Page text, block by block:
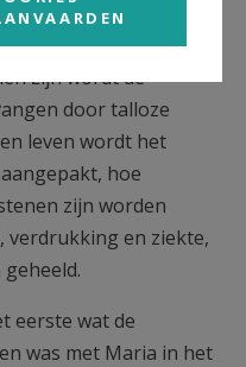
tekenen zullen ons
christen zijn worden
zijn wordt de
door talloze
leven wordt het
hoe
zijn worden
verdrukking en ziekte,
eerste wat de
was met Maria in het